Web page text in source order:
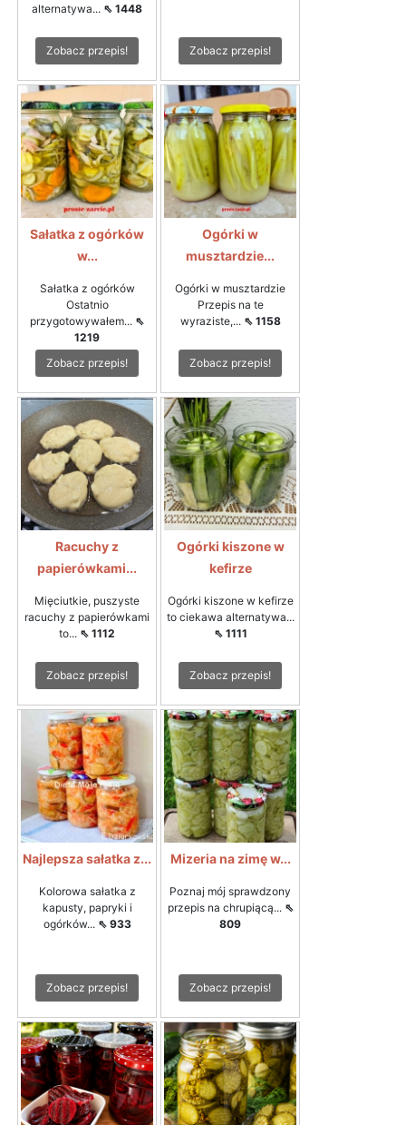
alternatywa... ⇖ 1448
Zobacz przepis! Zobacz przepis!
Sałatka z ogórków
w...
Sałatka z ogórków
Ostatnio
przygotowywałem... ⇖
1219
Zobacz przepis!
Ogórki w
musztardzie...
Ogórki w musztardzie
Przepis na te
wyraziste,... ⇖ 1158
Zobacz przepis!
Racuchy z
papierówkami...
Mięciutkie, puszyste
racuchy z papierówkami
to... ⇖ 1112
Zobacz przepis!
Ogórki kiszone w
kefirze
Ogórki kiszone w kefirze
to ciekawa alternatywa...
⇖ 1111
Zobacz przepis!
Najlepsza sałatka z...
Kolorowa sałatka z
kapusty, papryki i
ogórków... ⇖ 933
Zobacz przepis!
Mizeria na zimę w...
Poznaj mój sprawdzony
przepis na chrupiącą... ⇖
809
Zobacz przepis!